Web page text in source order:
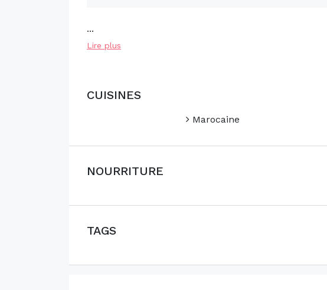
...
Lire plus
CUISINES
Marocaine
NOURRITURE
TAGS